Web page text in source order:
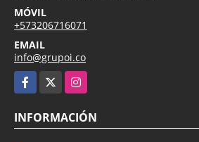
MÓVIL
+573206716071
EMAIL
info@grupoi.co
Facebook
Instagram
INFORMACIÓN